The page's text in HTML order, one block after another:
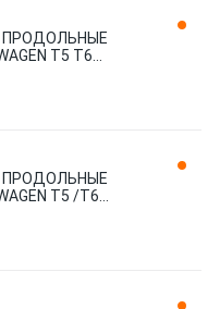
ПРОДОЛЬНЫЕ
T5 Т6
ПРОДОЛЬНЫЕ
T5 /T6